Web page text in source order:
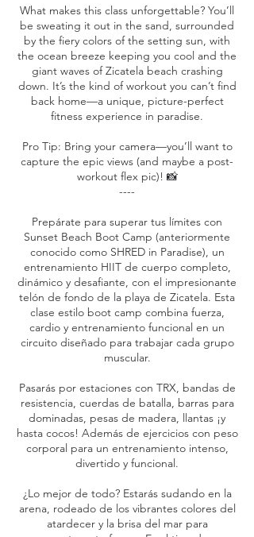
What makes this class unforgettable? You’ll
be sweating it out in the sand, surrounded
by the fiery colors of the setting sun, with
the ocean breeze keeping you cool and the
giant waves of Zicatela beach crashing
down. It’s the kind of workout you can’t find
back home—a unique, picture-perfect
fitness experience in paradise.
Pro Tip: Bring your camera—you’ll want to
capture the epic views (and maybe a post-
workout flex pic)! 📸
----
Prepárate para superar tus límites con
Sunset Beach Boot Camp (anteriormente
conocido como SHRED in Paradise), un
entrenamiento HIIT de cuerpo completo,
dinámico y desafiante, con el impresionante
telón de fondo de la playa de Zicatela. Esta
clase estilo boot camp combina fuerza,
cardio y entrenamiento funcional en un
circuito diseñado para trabajar cada grupo
muscular.
Pasarás por estaciones con TRX, bandas de
resistencia, cuerdas de batalla, barras para
dominadas, pesas de madera, llantas ¡y
hasta cocos! Además de ejercicios con peso
corporal para un entrenamiento intenso,
divertido y funcional.
¿Lo mejor de todo? Estarás sudando en la
arena, rodeado de los vibrantes colores del
atardecer y la brisa del mar para